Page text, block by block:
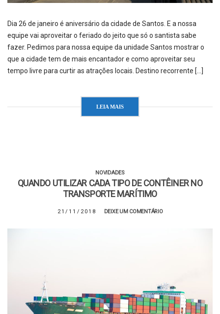
Dia 26 de janeiro é aniversário da cidade de Santos. E a nossa
equipe vai aproveitar o feriado do jeito que só o santista sabe
fazer. Pedimos para nossa equipe da unidade Santos mostrar o
que a cidade tem de mais encantador e como aproveitar seu
tempo livre para curtir as atrações locais. Destino recorrente […]
LEIA MAIS
NOVIDADES
QUANDO UTILIZAR CADA TIPO DE CONTÊINER NO
TRANSPORTE MARÍTIMO
21/11/2018 DEIXE UM COMENTÁRIO